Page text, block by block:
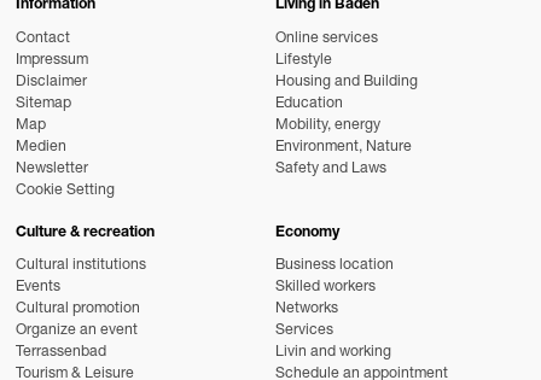
Information
Contact
Impressum
Disclaimer
Sitemap
Map
Medien
Newsletter
Cookie Setting
Living in Baden
Online services
Lifestyle
Housing and Building
Education
Mobility, energy
Environment, Nature
Safety and Laws
Culture & recreation
Cultural institutions
Events
Cultural promotion
Organize an event
Terrassenbad
Tourism & Leisure
Economy
Business location
Skilled workers
Networks
Services
Livin and working
Schedule an appointment